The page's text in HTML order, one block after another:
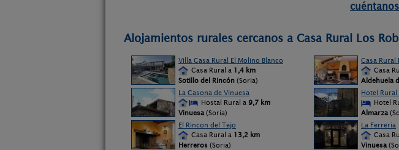
Alojamientos rurales cercanos a Casa Rural Los
Villa Casa Rural El Molino Blanco
Casa Rural a 1,4 km
Sotillo del Rincón (Soria)
Casa Rural
Casa
Aldehuela
La Casona de Vinuesa
Hostal Rural a 9,7 km
Vinuesa (Soria)
Hotel Rural
Hotel
Almarza
El Rincon del Tejo
Casa Rural a 13,2 km
Herreros (Soria)
La Ferreria
Casa
Vinuesa